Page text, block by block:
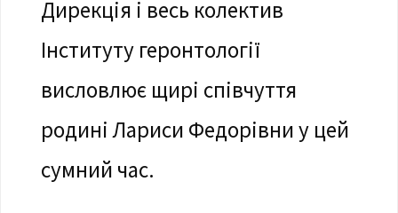
Дирекція і весь колектив
Інституту геронтології
висловлює щирі співчуття
родині Лариси Федорівни у цей
сумний час.